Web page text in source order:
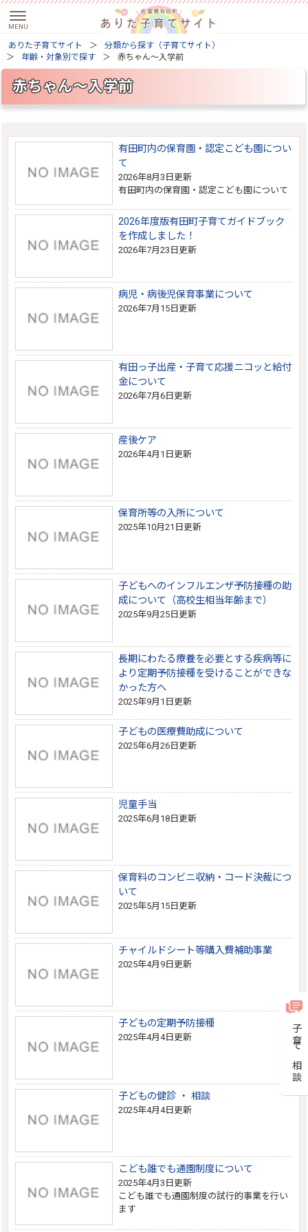
子育て相談
ありた子育てサイト
分類から探す（子育てサイト）
年齢・対象別で探す
赤ちゃん～入学前
赤ちゃん～入学前
有田町内の保育園・認定こども園につい
て
2026年8月3日更新
有田町内の保育園・認定こども園について
2026年度版有田町子育てガイドブック
を作成しました！
2026年7月23日更新
病児・病後児保育事業について
2026年7月15日更新
有田っ子出産・子育て応援ニコッと給付
金について
2026年7月6日更新
産後ケア
2026年4月1日更新
保育所等の入所について
2025年10月21日更新
子どもへのインフルエンザ予防接種の助
成について（高校生相当年齢まで）
2025年9月25日更新
長期にわたる療養を必要とする疾病等に
より定期予防接種を受けることができな
かった方へ
2025年9月1日更新
子どもの医療費助成について
2025年6月26日更新
児童手当
2025年6月18日更新
保育料のコンビニ収納・コード決裁につ
いて
2025年5月15日更新
チャイルドシート等購入費補助事業
2025年4月9日更新
子どもの定期予防接種
2025年4月4日更新
子どもの健診 ・ 相談
2025年4月4日更新
こども誰でも通園制度について
2025年4月3日更新
こども誰でも通園制度の試行的事業を行い
ます